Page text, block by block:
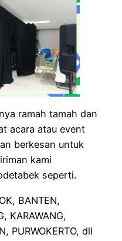
ramah tamah dan
acara atau event
berkesan untuk
kami
seperti.
BANTEN,
KARAWANG,
PURWOKERTO, dll